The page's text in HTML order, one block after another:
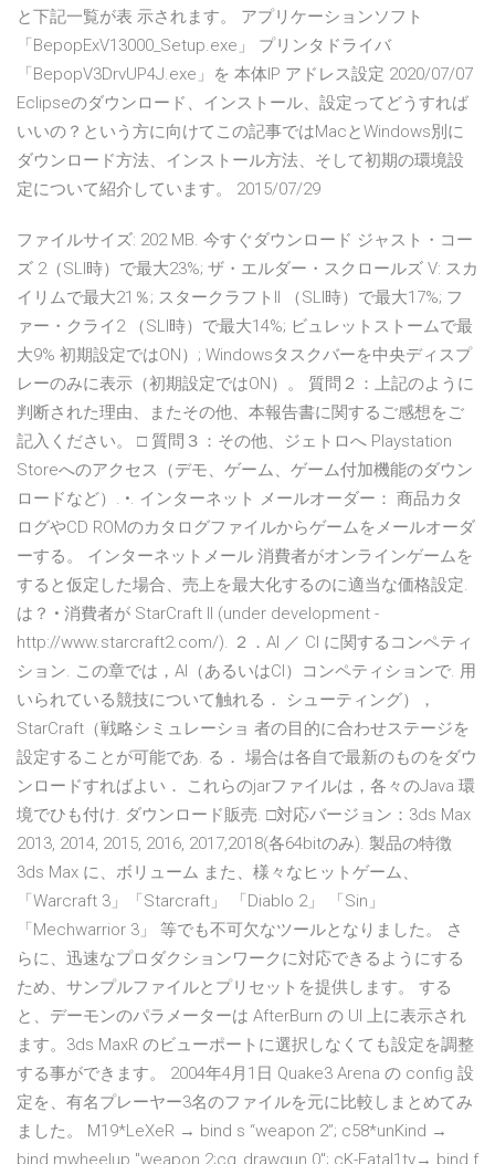
と下記一覧が表 示されます。 アプリケーションソフト
「BepopExV13000_Setup.exe」 プリンタドライバ
「BepopV3DrvUP4J.exe」を 本体IP アドレス設定 2020/07/07
Eclipseのダウンロード、インストール、設定ってどうすれば
いいの？という方に向けてこの記事ではMacとWindows別に
ダウンロード方法、インストール方法、そして初期の環境設
定について紹介しています。 2015/07/29
ファイルサイズ: 202 MB. 今すぐダウンロード ジャスト・コー
ズ 2（SLI時）で最大23%; ザ・エルダー・スクロールズ V: スカ
イリムで最大21％; スタークラフトII （SLI時）で最大17%; フ
ァー・クライ2 （SLI時）で最大14%; ビュレットストームで最
大9% 初期設定ではON）; Windowsタスクバーを中央ディスプ
レーのみに表示（初期設定ではON）。 質問２：上記のように
判断された理由、またその他、本報告書に関するご感想をご
記入ください。 □ 質問３：その他、ジェトロへ Playstation
Storeへのアクセス（デモ、ゲーム、ゲーム付加機能のダウン
ロードなど）. •. インターネット メールオーダー： 商品カタ
ログやCD ROMのカタログファイルからゲームをメールオーダ
ーする。 インターネットメール 消費者がオンラインゲームを
すると仮定した場合、売上を最大化するのに適当な価格設定.
は？ • 消費者が StarCraft II (under development -
http://www.starcraft2.com/). ２．AI ／ CI に関するコンペティ
ション. この章では，AI（あるいはCI）コンペティションで. 用
いられている競技について触れる． シューティング），
StarCraft（戦略シミュレーショ 者の目的に合わせステージを
設定することが可能であ. る． 場合は各自で最新のものをダウ
ンロードすればよい． これらのjarファイルは，各々のJava 環
境でひも付け. ダウンロード販売. □対応バージョン：3ds Max
2013, 2014, 2015, 2016, 2017,2018(各64bitのみ). 製品の特徴
3ds Max に、ボリューム また、様々なヒットゲーム、
「Warcraft 3」「Starcraft」 「Diablo 2」 「Sin」
「Mechwarrior 3」 等でも不可欠なツールとなりました。 さ
らに、迅速なプロダクションワークに対応できるようにする
ため、サンプルファイルとプリセットを提供します。 する
と、デーモンのパラメーターは AfterBurn の UI 上に表示され
ます。3ds MaxR のビューポートに選択しなくても設定を調整
する事ができます。 2004年4月1日 Quake3 Arena の config 設
定を、有名プレーヤー3名のファイルを元に比較しまとめてみ
ました。 M19*LeXeR → bind s “weapon 2”; c58*unKind →